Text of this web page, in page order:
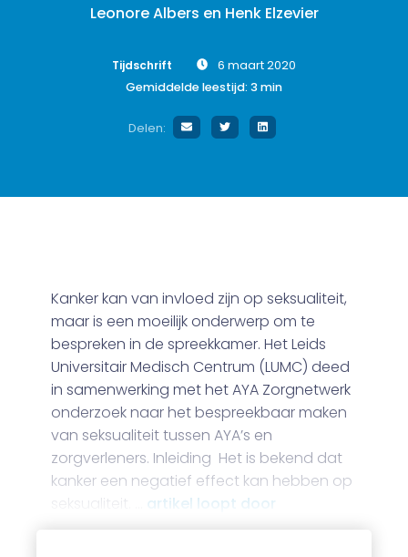
Leonore Albers en Henk Elzevier
Tijdschrift
6 maart 2020
Gemiddelde leestijd: 3min
Delen:
Kanker kan van invloed zijn op seksualiteit,
maar is een moeilijk onderwerp om te
bespreken in de spreekkamer. Het Leids
Universitair Medisch Centrum (LUMC) deed
in samenwerking met het AYA Zorgnetwerk
onderzoek naar het bespreekbaar maken
van seksualiteit tussen AYA’s en
zorgverleners. Inleiding Het is bekend dat
kanker een negatief effect kan hebben op
seksualiteit. … artikel loopt door